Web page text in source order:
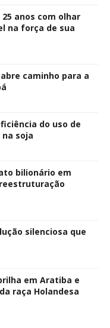
anos com olhar
na força de sua
caminho para a
do uso de
soja
bilionário em
silenciosa que
em Aratiba e
raça Holandesa